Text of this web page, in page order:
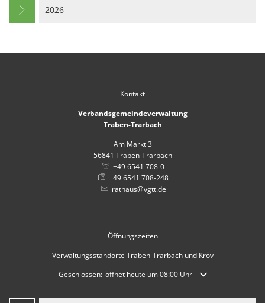
2026
Kontakt
Verbandsgemeindeverwaltung
Traben-Trarbach
Am Markt 3
56841 Traben-Trarbach
+49 6541 708-0
+49 6541 708-248
rathaus@vgtt.de
Öffnungszeiten
Verwaltungsstandorte Traben-Trarbach und Kröv
Klicken, um weitere Öffnungs- oder Schließzeiten
Geschlossen: öffnet heute um 08:00 Uhr